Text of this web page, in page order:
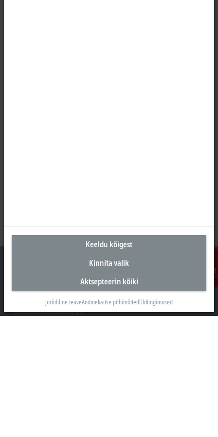
Kontakt
Peakontor Eesti
Beckhoff Automation OÜ
Keeldu kõigest
Kinnita valik
Aktsepteerin kõiki
Juriidiline teaveAndmekaitse põhimõttedÜldtingimused